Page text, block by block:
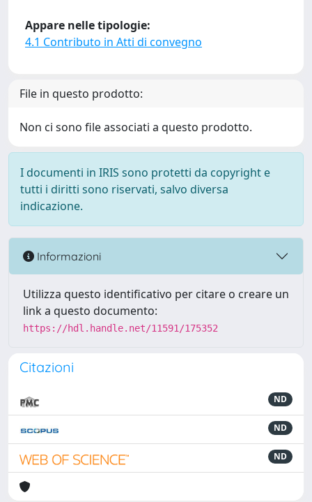
Appare nelle tipologie:
4.1 Contributo in Atti di convegno
File in questo prodotto:
Non ci sono file associati a questo prodotto.
I documenti in IRIS sono protetti da copyright e
tutti i diritti sono riservati, salvo diversa
indicazione.
Informazioni
Utilizza questo identificativo per citare o creare un
link a questo documento:
https://hdl.handle.net/11591/175352
Citazioni
ND
ND
ND